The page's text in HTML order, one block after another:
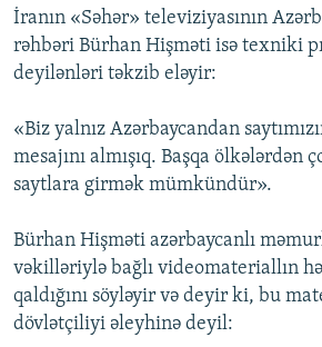
İranın «Səhər» televiziyasının
rəhbəri Bürhan Hişməti isə texniki
deyilənləri təkzib eləyir:
«Biz yalnız Azərbaycandan
mesajını almışıq. Başqa ölkələrdən
saytlara girmək mümkündür».
Bürhan Hişməti azərbaycanlı
vəkilləriylə bağlı videomateriallın
qaldığını söyləyir və deyir ki, bu
dövlətçiliyi əleyhinə deyil: